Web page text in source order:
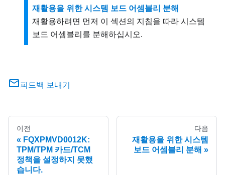
재활용을 위한 시스템 보드 어셈블리 분해
재활용하려면 먼저 이 섹션의 지침을 따라 시스템
보드 어셈블리를 분해하십시오.
피드백 보내기
이전
FQXPMVD0012K:
TPM/TPM 카드/TCM
정책을 설정하지 못했
습니다.
다음
재활용을 위한 시스템
보드 어셈블리 분해